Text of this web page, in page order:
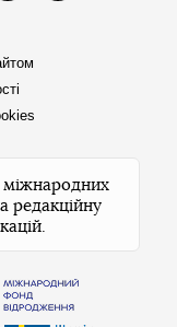
міжнародних
редакційну